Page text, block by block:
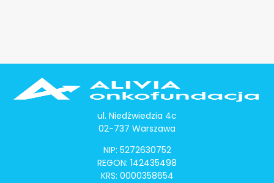
ul. Niedźwiedzia 4c
02-737 Warszawa
NIP: 5272630752
REGON: 142435498
KRS: 0000358654